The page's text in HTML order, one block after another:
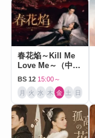
春花焔～Kill Me
Love Me～（中国
ドラマ）
BS 12 15:00～
月 火 水 木 金 土 日